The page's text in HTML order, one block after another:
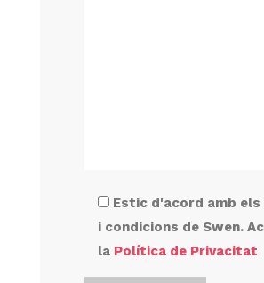
Estic d'acord amb
i condicions de Swen.
la Política de Privacitat